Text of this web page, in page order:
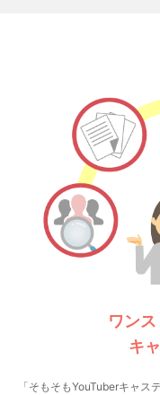
ワン
キ
「そもそもYouTuberキャ